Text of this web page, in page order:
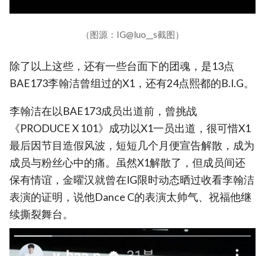
（图源：IG@luo__s截图）
除了以上这些，还有一些台面下的团魂，是13点
BAE173李翰洁曾组过的X1，还有24点熙都的B.I.G。
李翰洁在以BAE173成员出道前，曾挑战
《PRODUCE X 101》成功以X1一员出道，很可惜X1
最后因节目造假风波，短短几个月便宣告解散，成为
成员与粉丝心中的痛。虽然X1解散了，但成员间还
保有情谊，金曜汉就曾在IG限时动态晒过收看李翰洁
表演的证明，说他Dance C的表演太帅气、祝福他继
续撕裂舞台。